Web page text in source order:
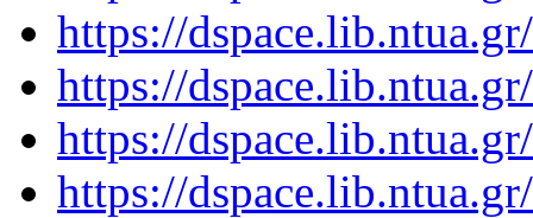
https://
https://
https://
https://